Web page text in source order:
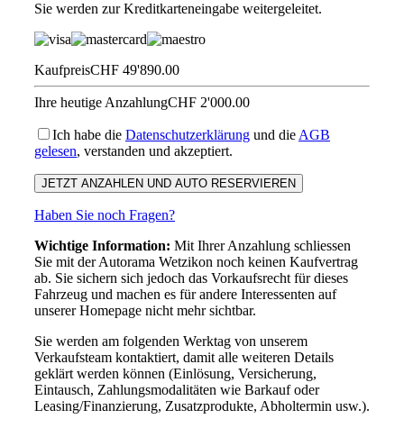
Sie werden zur Kreditkarteneingabe weitergeleitet.
KaufpreisCHF 49'890.00
Ihre heutige AnzahlungCHF 2'000.00
Ich habe die Datenschutzerklärung und die AGB
gelesen, verstanden und akzeptiert.
Haben Sie noch Fragen?
Wichtige Information: Mit Ihrer Anzahlung schliessen
Sie mit der Autorama Wetzikon noch keinen Kaufvertrag
ab. Sie sichern sich jedoch das Vorkaufsrecht für dieses
Fahrzeug und machen es für andere Interessenten auf
unserer Homepage nicht mehr sichtbar.
Sie werden am folgenden Werktag von unserem
Verkaufsteam kontaktiert, damit alle weiteren Details
geklärt werden können (Einlösung, Versicherung,
Eintausch, Zahlungsmodalitäten wie Barkauf oder
Leasing/Finanzierung, Zusatzprodukte, Abholtermin usw.).